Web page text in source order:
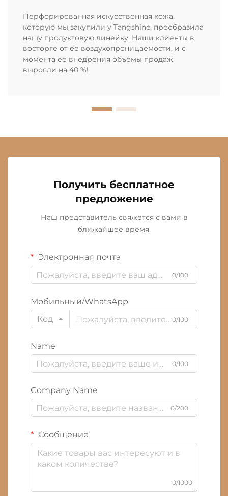
Перфорированная искусственная кожа,
которую мы закупили у Tangshine, преобразила
нашу продуктовую линейку. Наши клиенты в
восторге от её воздухопроницаемости, и с
момента её внедрения объёмы продаж
выросли на 40 %!
Получить бесплатное
предложение
Наш представитель свяжется с вами в
ближайшее время.
Электронная почта
0/100
Мобильный/WhatsApp
Код
0/100
Name
0/100
Company Name
0/200
Сообщение
0/1000